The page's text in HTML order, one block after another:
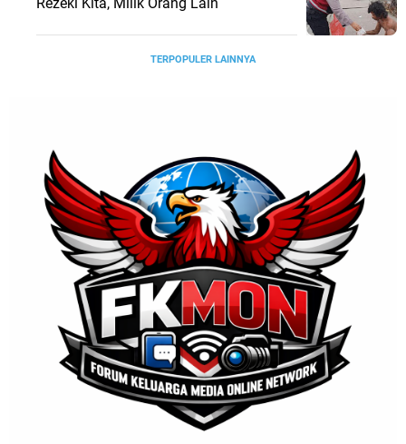
Rezeki Kita, Milik Orang Lain
TERPOPULER LAINNYA